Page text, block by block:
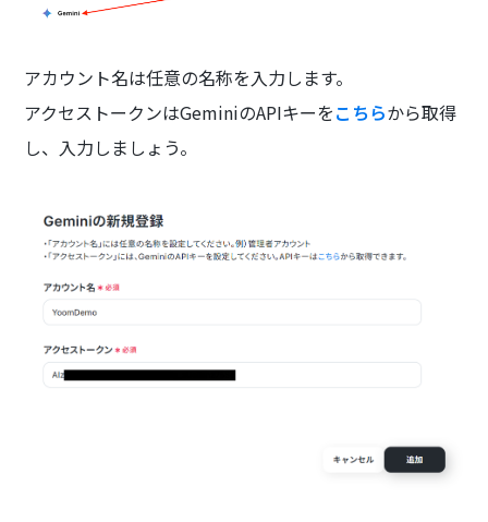
アカウント名は任意の名称を入力します。
アクセストークンはGeminiのAPIキーをこちらから取得
し、入力しましょう。